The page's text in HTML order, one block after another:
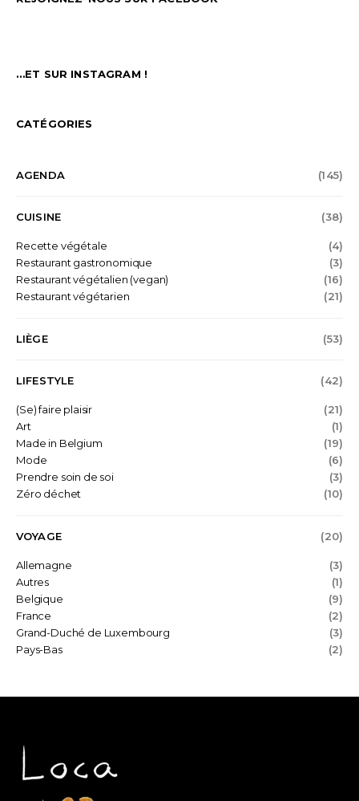
…ET SUR INSTAGRAM !
CATÉGORIES
AGENDA (145)
CUISINE (38)
Recette végétale
(4)
Restaurant gastronomique
(3)
Restaurant végétalien (vegan)
(16)
Restaurant végétarien
(21)
LIÈGE (53)
LIFESTYLE (42)
(Se) faire plaisir
(21)
Art
(1)
Made in Belgium
(19)
Mode
(6)
Prendre soin de soi
(3)
Zéro déchet
(10)
VOYAGE (20)
Allemagne
(3)
Autres
(1)
Belgique
(9)
France
(2)
Grand-Duché de Luxembourg
(3)
Pays-Bas
(2)